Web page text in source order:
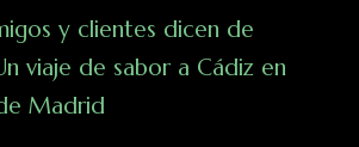
y clientes dicen de
viaje de sabor a Cádiz en
Madrid